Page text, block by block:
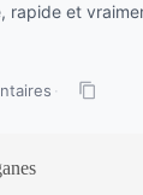
rapide et
·